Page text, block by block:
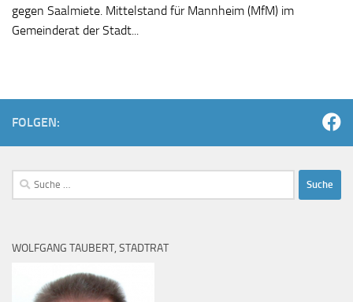
gegen Saalmiete. Mittelstand für Mannheim (MfM) im
Gemeinderat der Stadt...
FOLGEN:
Suche
nach:
WOLFGANG TAUBERT, STADTRAT